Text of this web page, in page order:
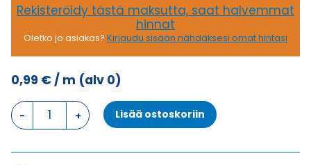
Rekisteröidy tästä maksutta, saat halvemmat
hinnat
Oletko jo asiakas? Kirjaudu sisään nähdäksesi omat hintasi
0,99 €/ m (alv 0)
Ohjauskaapeli
KAWEFLEX
YPUR-
Lisää ostoskoriin